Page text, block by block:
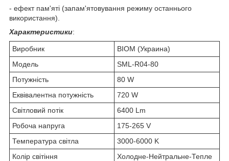
- ефект пам'яті (запам'ятовування режиму останнього
використання).
Характеристики:
Виробник
BIOM (Украина)
Модель
SML-R04-80
Потужність
80 W
Еквівалентна потужність
720 W
Світловий потік
6400 Lm
Робоча напруга
175-265 V
Температура світла
3000-6000 K
Колір світіння
Холодне-Нейтральне-Тепле